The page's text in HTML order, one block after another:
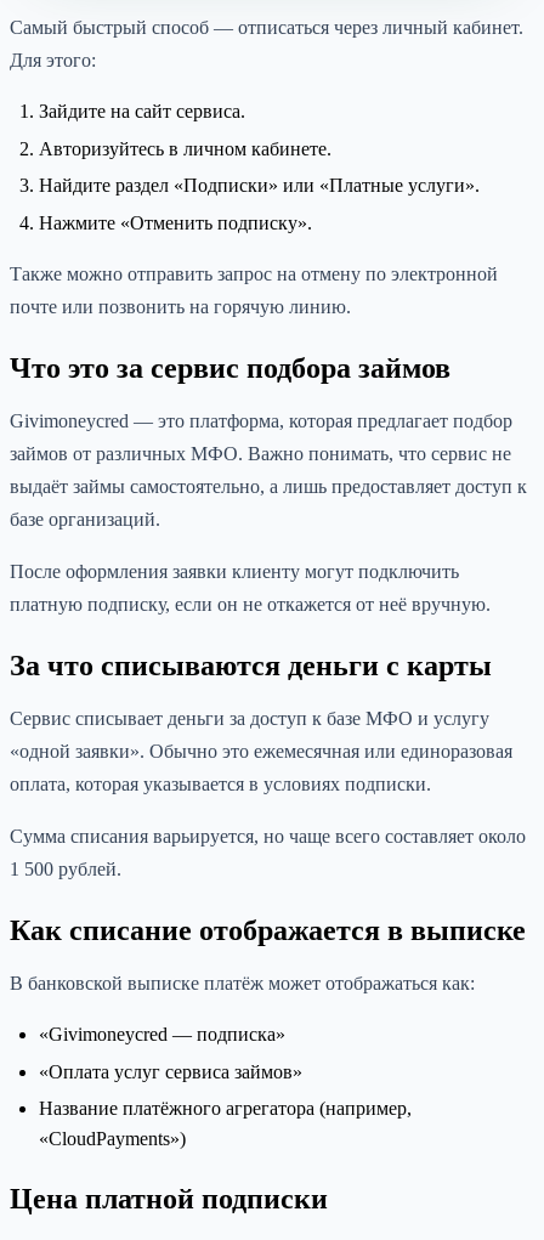
Самый быстрый способ — отписаться через личный кабинет.
Для этого:
Зайдите на сайт сервиса.
Авторизуйтесь в личном кабинете.
Найдите раздел «Подписки» или «Платные услуги».
Нажмите «Отменить подписку».
Также можно отправить запрос на отмену по электронной
почте или позвонить на горячую линию.
Что это за сервис подбора займов
Givimoneycred — это платформа, которая предлагает подбор
займов от различных МФО. Важно понимать, что сервис не
выдаёт займы самостоятельно, а лишь предоставляет доступ к
базе организаций.
После оформления заявки клиенту могут подключить
платную подписку, если он не откажется от неё вручную.
За что списываются деньги с карты
Сервис списывает деньги за доступ к базе МФО и услугу
«одной заявки». Обычно это ежемесячная или единоразовая
оплата, которая указывается в условиях подписки.
Сумма списания варьируется, но чаще всего составляет около
1 500 рублей.
Как списание отображается в выписке
В банковской выписке платёж может отображаться как:
«Givimoneycred — подписка»
«Оплата услуг сервиса займов»
Название платёжного агрегатора (например,
«CloudPayments»)
Цена платной подписки